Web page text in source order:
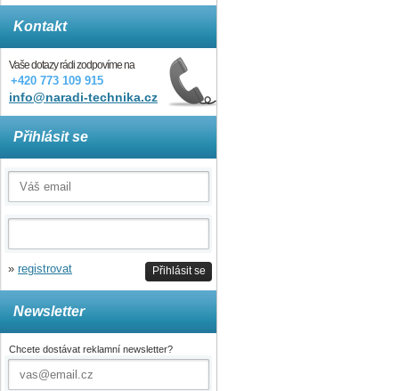
Kontakt
Vaše dotazy rádi zodpovíme na
+420 773 109 915
info@naradi-technika.cz
Přihlásit se
Přihlásit se
» registrovat
Newsletter
Chcete dostávat reklamní newsletter?